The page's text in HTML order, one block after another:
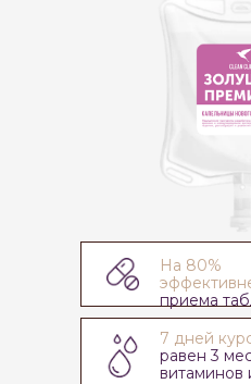
На 80%
приема
7 дней
равен 3